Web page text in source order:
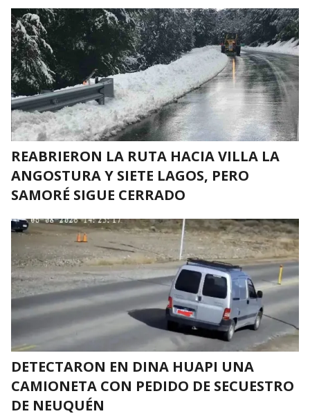
REABRIERON LA RUTA HACIA VILLA LA
ANGOSTURA Y SIETE LAGOS, PERO
SAMORÉ SIGUE CERRADO
DETECTARON EN DINA HUAPI UNA
CAMIONETA CON PEDIDO DE SECUESTRO
DE NEUQUÉN